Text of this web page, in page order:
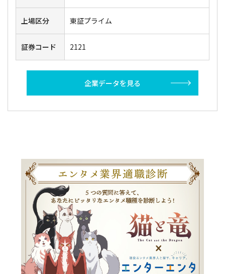
上場区分 東証プライム
証券コード 2121
企業データを見る